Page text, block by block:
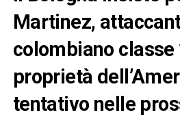
Martinez,
colombiano classe
proprietà
tentativo nelle